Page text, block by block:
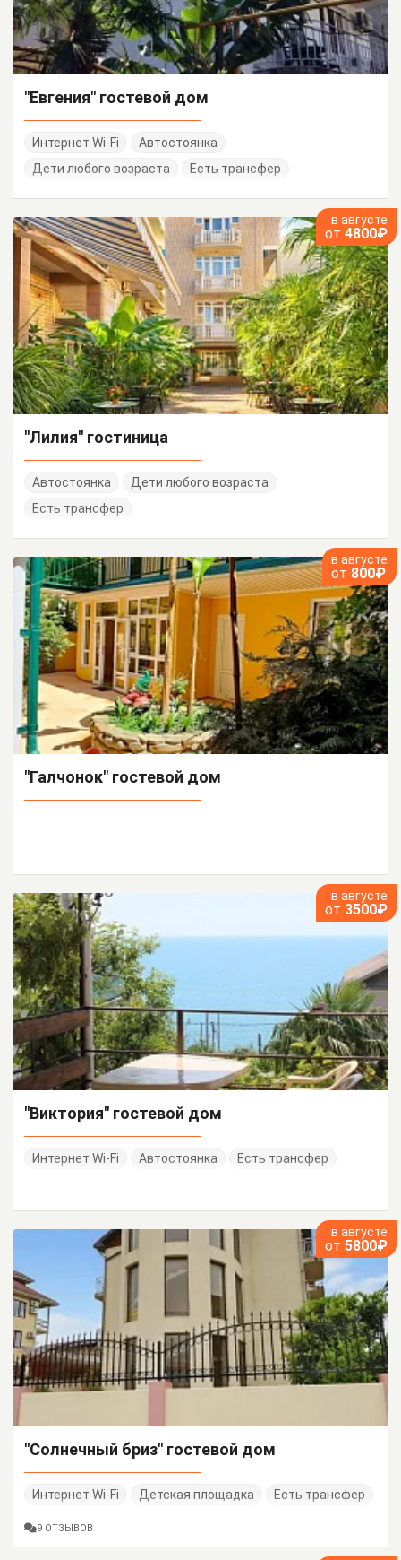
"Евгения" гостевой дом
Интернет Wi-Fi
Автостоянка
Дети любого возраста
Есть трансфер
в августе
от 4800₽
"Лилия" гостиница
Автостоянка
Дети любого возраста
Есть трансфер
в августе
от 800₽
"Галчонок" гостевой дом
в августе
от 3500₽
"Виктория" гостевой дом
Интернет Wi-Fi Автостоянка Есть трансфер
в августе
от 5800₽
"Солнечный бриз" гостевой дом
Интернет Wi-Fi Детская площадка Есть трансфер
9 ОТЗЫВОВ